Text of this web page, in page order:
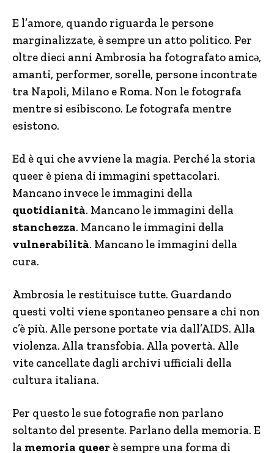
E l’amore, quando riguarda le persone
marginalizzate, è sempre un atto politico. Per
oltre dieci anni Ambrosia ha fotografato amicə,
amanti, performer, sorelle, persone incontrate
tra Napoli, Milano e Roma. Non le fotografa
mentre si esibiscono. Le fotografa mentre
esistono.
Ed è qui che avviene la magia. Perché la storia
queer è piena di immagini spettacolari.
Mancano invece le immagini della
quotidianità. Mancano le immagini della
stanchezza. Mancano le immagini della
vulnerabilità. Mancano le immagini della
cura.
Ambrosia le restituisce tutte. Guardando
questi volti viene spontaneo pensare a chi non
c’è più. Alle persone portate via dall’AIDS. Alla
violenza. Alla transfobia. Alla povertà. Alle
vite cancellate dagli archivi ufficiali della
cultura italiana.
Per questo le sue fotografie non parlano
soltanto del presente. Parlano della memoria. E
la memoria queer è sempre una forma di